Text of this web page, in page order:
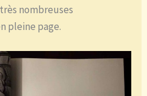
nombreuses
pleine page.